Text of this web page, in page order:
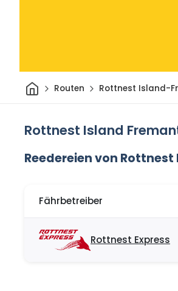
HeimRouten Rottnest Island-
Rottnest Island
Reedereien von
Fährbetreiber
Rottnest Express